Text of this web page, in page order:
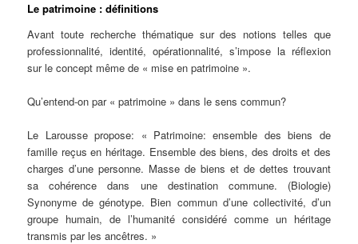
Le patrimoine : définitions
Avant toute recherche thématique sur des notions telles que
professionnalité, identité, opérationnalité, s’impose la réflexion
sur le concept même de « mise en patrimoine ».
Qu’entend-on par « patrimoine » dans le sens commun?
Le Larousse propose: « Patrimoine: ensemble des biens de
famille reçus en héritage. Ensemble des biens, des droits et des
charges d’une personne. Masse de biens et de dettes trouvant
sa cohérence dans une destination commune. (Biologie)
Synonyme de génotype. Bien commun d’une collectivité, d’un
groupe humain, de l’humanité considéré comme un héritage
transmis par les ancêtres. »